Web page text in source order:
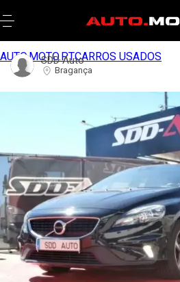
AUTO.MOTO.PTCARROS USADOS
SDD Auto
Bragança